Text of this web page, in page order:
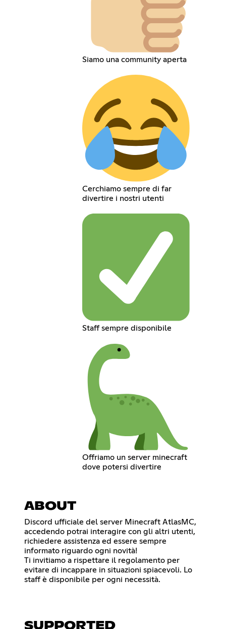
Siamo una community aperta
Cerchiamo sempre di far
divertire i nostri utenti
Staff sempre disponibile
Offriamo un server minecraft
dove potersi divertire
ABOUT
Discord ufficiale del server Minecraft AtlasMC,
accedendo potrai interagire con gli altri utenti,
richiedere assistenza ed essere sempre
informato riguardo ogni novità!
Ti invitiamo a rispettare il regolamento per
evitare di incappare in situazioni spiacevoli. Lo
staff è disponibile per ogni necessità.
SUPPORTED